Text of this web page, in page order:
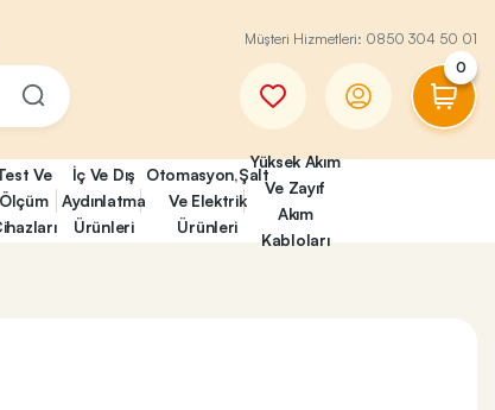
Müşteri Hizmetleri: 0850 304 50 01
0
Ve
Ölçüm
İç Ve Dış
Aydınlatma
Ürünleri
Otomasyon,Şalt
Ve Elektrik
Ürünleri
Yüksek Akım
Ve Zayıf
Akım
Kabloları